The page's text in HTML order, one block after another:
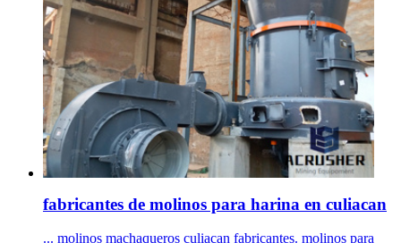
fabricantes de molinos para harina en culiacan
... molinos machaqueros culiacan fabricantes. molinos para